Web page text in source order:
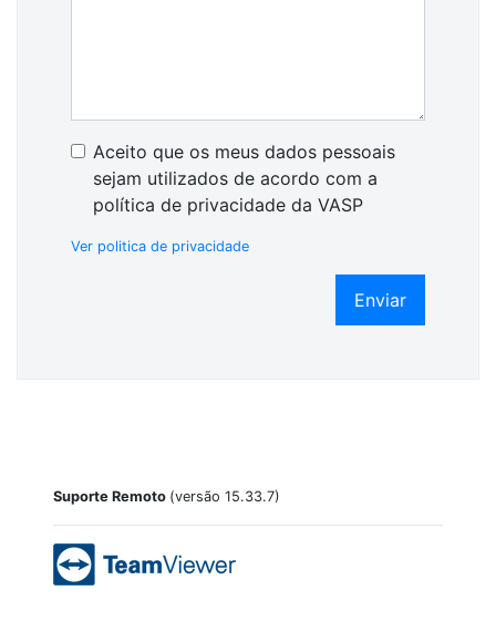
Aceito que os meus dados pessoais
sejam utilizados de acordo com a
política de privacidade da VASP
Ver politica de privacidade
Enviar
Suporte Remoto (versão 15.33.7)